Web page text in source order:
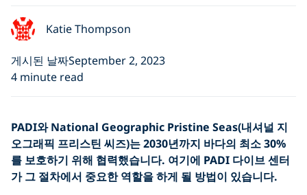
Katie Thompson
게시된 날짜September 2, 2023
4 minute read
PADI와 National Geographic Pristine Seas(내셔널 지
오그래픽 프리스틴 씨즈)는 2030년까지 바다의 최소 30%
를 보호하기 위해 협력했습니다. 여기에 PADI 다이브 센터
가 그 절차에서 중요한 역할을 하게 될 방법이 있습니다.